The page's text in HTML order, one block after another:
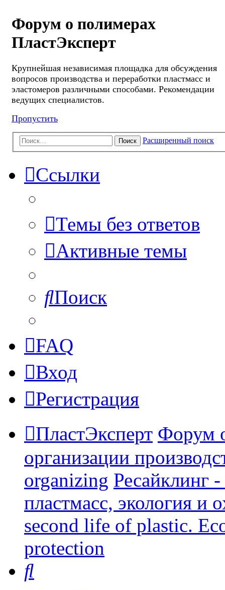
Форум о полимерах
ПластЭксперт
Крупнейшая независимая площадка для обсуждения
вопросов производства и переработки пластмасс и
эластомеров различными способами. Рекомендации
ведущих специалистов.
Пропустить
Поиск Расширенный поиск
Ссылки
Темы без ответов
Активные темы
Поиск
FAQ
Вход
Регистрация
ПластЭксперт Форум
организации
organizing Ресайклинг
пластмасс, экология и
second life of plastic.
protection